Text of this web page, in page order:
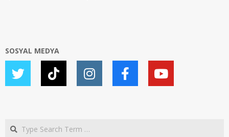
SOSYAL MEDYA
Search